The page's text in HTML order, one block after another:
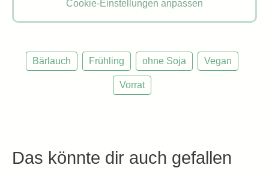
Cookie-Einstellungen anpassen
Bärlauch Frühling ohne Soja Vegan
Vorrat
Das könnte dir auch gefallen